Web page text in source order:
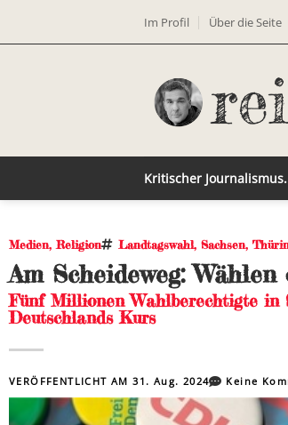
Im Profil Über die Seite
Kritischer
Medien, Religion Landtagswahl, Sachsen,
Am Scheideweg:
Fünf Millionen Wahlberechtigte in
Deutschlands Kurs
VERÖFFENTLICHT AM31. Aug. 2024 Keine